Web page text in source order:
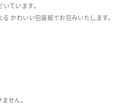
ています。
かわいい包装紙でお包みいたします。
せん。